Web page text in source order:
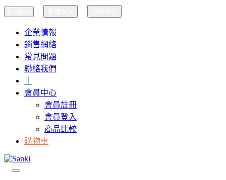
企業情報
銷售網絡
常見問題
聯絡我們
會員中心
會員註冊
會員登入
商品比較
購物車